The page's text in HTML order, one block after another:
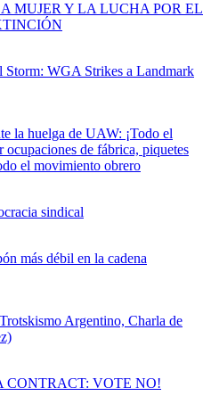
MUJER Y LA LUCHA POR EL
WGA Strikes a Landmark
la huelga de UAW: ¡Todo el
de fábrica, piquetes
el movimiento obrero
sindical
más débil en la cadena
Argentino, Charla de
CONTRACT: VOTE NO!